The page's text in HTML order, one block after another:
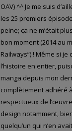
OAV) ^^ Je me suis
les 25 premiers
peine; ça ne m’était
bon moment (2014 au
Railways”) ! Même si
l’histoire en entier,
manga depuis mon
complètement adhéré
respectueux de
design notamment,
quelqu’un qui n’en